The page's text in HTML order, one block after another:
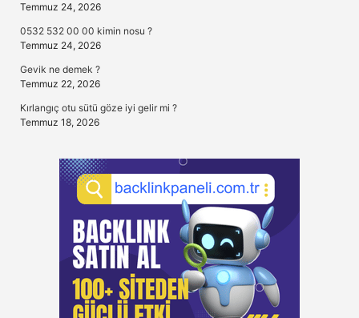
Temmuz 24, 2026
0532 532 00 00 kimin nosu ?
Temmuz 24, 2026
Gevik ne demek ?
Temmuz 22, 2026
Kırlangıç otu sütü göze iyi gelir mi ?
Temmuz 18, 2026